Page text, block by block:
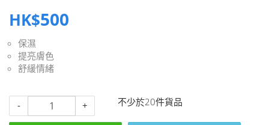
HK$500
保濕
提亮膚色
舒緩情緒
- + 不少於20件貨品